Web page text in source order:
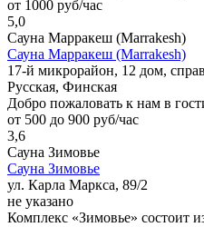
от 1000 руб/час
5,0
Сауна Марракеш (Marrakesh)
Сауна Марракеш (Marrakesh)
17-й микрорайон, 12 дом,
Русская, Финская
Добро пожаловать к нам в
от 500 до 900 руб/час
3,6
Сауна Зимовье
Сауна Зимовье
ул. Карла Маркса, 89/2
не указано
Комплекс «Зимовье» состоит